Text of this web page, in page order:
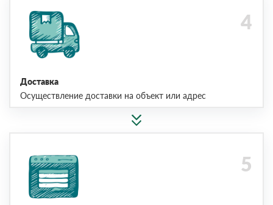
Доставка
Осуществление доставки на объект или адрес